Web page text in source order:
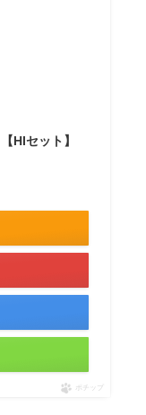
HIセット】
ポチップ